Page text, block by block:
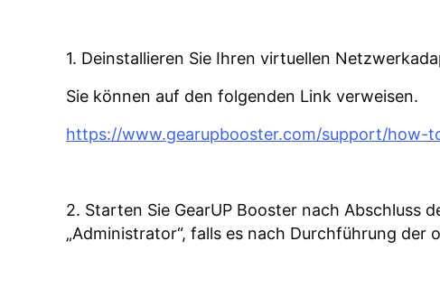
1. Deinstallieren Sie Ihren virtuellen
Sie können auf den folgenden Link verweisen.
https://www.gearupbooster.com/support/how-
2. Starten Sie GearUP Booster nach Abschluss
„Administrator“, falls es nach Durchführung